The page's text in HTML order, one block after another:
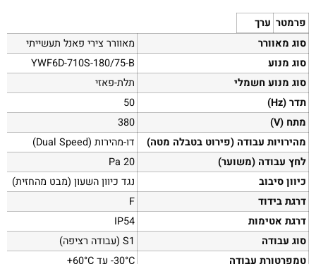
פרמטר ערך
סוג מאוורר
מאוורר צירי פאנל תעשייתי
סוג מנוע
YWF6D-710S-180/75-B
סוג מנוע חשמלי
תלת-פאזי
תדר (Hz)
50
מתח (V)
380
מהירויות עבודה (פירוט בטבלה מטה)
דו-מהירות (Dual Speed)
לחץ עבודה (משוער)
20 Pa
כיוון סיבוב
נגד כיוון השעון (מבט מהחזית)
דרגת בידוד
F
דרגת אטימות
IP54
סוג עבודה
S1 (עבודה רציפה)
טמפרטורת עבודה
‎-30°C עד ‎+60°C